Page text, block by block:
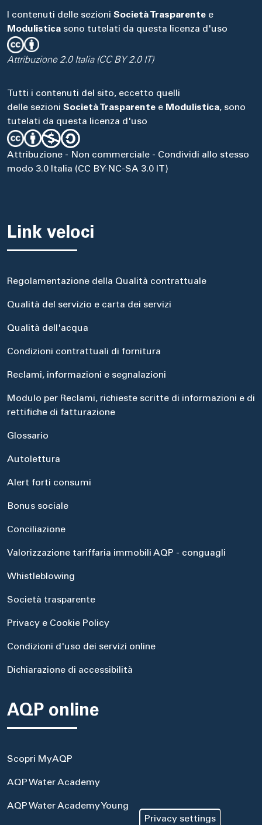
I contenuti delle sezioni Società Trasparente e
Modulistica sono tutelati da questa licenza d'uso
Attribuzione 2.0 Italia (CC BY 2.0 IT)
Tutti i contenuti del sito, eccetto quelli
delle sezioni Società Trasparente e Modulistica, sono
tutelati da questa licenza d'uso
Attribuzione - Non commerciale - Condividi allo stesso
modo 3.0 Italia (CC BY-NC-SA 3.0 IT)
Link veloci
Regolamentazione della Qualità contrattuale
Qualità del servizio e carta dei servizi
Qualità dell'acqua
Condizioni contrattuali di fornitura
Reclami, informazioni e segnalazioni
Modulo per Reclami, richieste scritte di informazioni e di
rettifiche di fatturazione
Glossario
Autolettura
Alert forti consumi
Bonus sociale
Conciliazione
Valorizzazione tariffaria immobili AQP - conguagli
Whistleblowing
Società trasparente
Privacy e Cookie Policy
Condizioni d'uso dei servizi online
Dichiarazione di accessibilità
AQP online
Scopri MyAQP
AQP Water Academy
AQP Water Academy Young
Privacy settings